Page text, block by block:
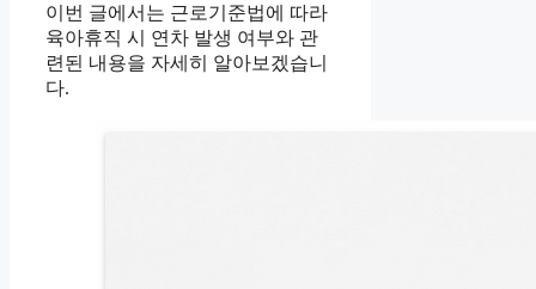
이번 글에서는 근로기준법에 따라
육아휴직 시 연차 발생 여부와 관
련된 내용을 자세히 알아보겠습니
다.